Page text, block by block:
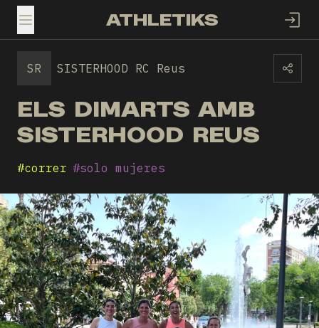
TOGGLE MENUATHLETIKS
SR SISTERHOOD RC Reus
ELS DIMARTS AMB
SISTERHOOD REUS
#correr #solo mujeres